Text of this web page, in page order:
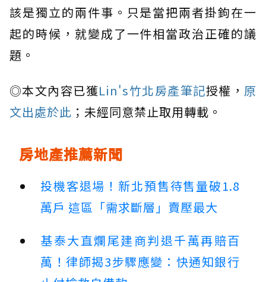
該是獨立的兩件事。只是當把兩者掛鉤在一
起的時候，就變成了一件相當政治正確的議
題。
◎本文內容已獲Lin's竹北房產筆記授權， 原
文出處於此 ；未經同意禁止取用轉載。
房地產推薦新聞
投機客退場！新北預售待售量破1.8
萬戶 這區「需求斷層」賣壓最大
基泰大直爛尾建商判退千萬再賠百
萬！律師揭3步驟應變：快通知銀行